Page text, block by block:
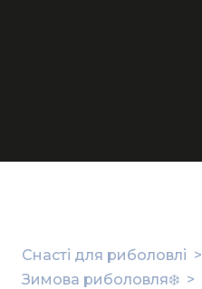
Снасті для риболовлі
Зимова риболовля❄️